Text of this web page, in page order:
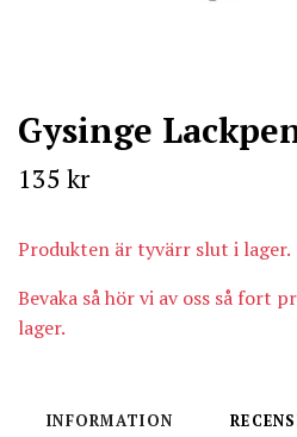
Gysinge
135 kr
Produkten är tyvärr slut i lager.
Bevaka så hör vi av oss så fort
lager.
INFORMATION